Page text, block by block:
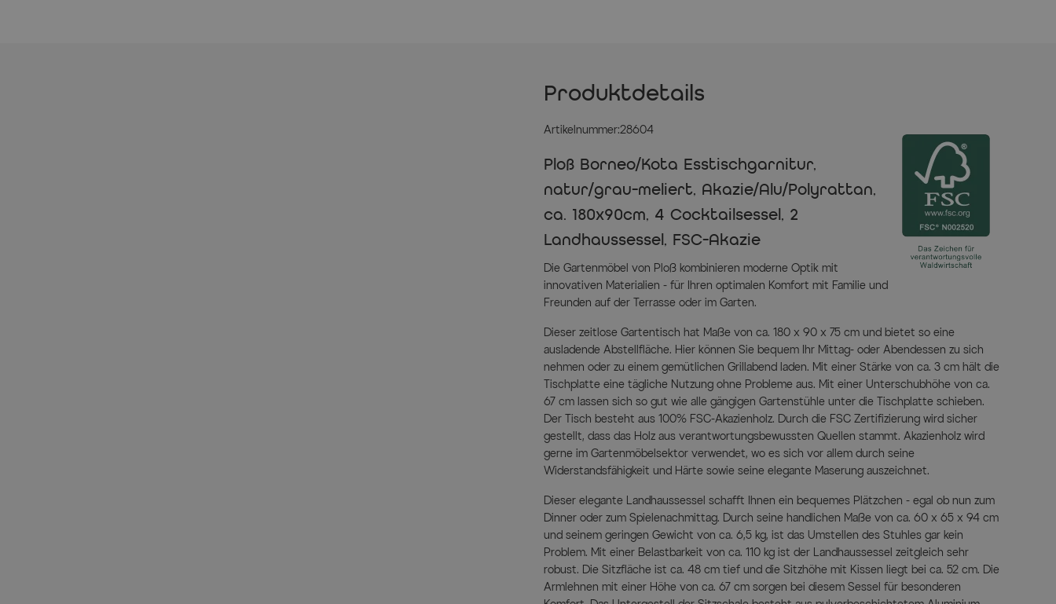
Produktdetails
Artikelnummer:28604
Ploß Borneo/Kota Esstischgarnitur,
natur/grau-meliert, Akazie/Alu/Polyrattan,
ca. 180x90cm, 4 Cocktailsessel, 2
Landhaussessel, FSC-Akazie
Die Gartenmöbel von Ploß kombinieren moderne Optik mit
innovativen Materialien - für Ihren optimalen Komfort mit Familie und
Freunden auf der Terrasse oder im Garten.
Dieser zeitlose Gartentisch hat Maße von ca. 180 x 90 x 75 cm und bietet so eine
ausladende Abstellfläche. Hier können Sie bequem Ihr Mittag- oder Abendessen zu sich
nehmen oder zu einem gemütlichen Grillabend laden. Mit einer Stärke von ca. 3 cm hält die
Tischplatte eine tägliche Nutzung ohne Probleme aus. Mit einer Unterschubhöhe von ca.
67 cm lassen sich so gut wie alle gängigen Gartenstühle unter die Tischplatte schieben.
Der Tisch besteht aus 100% FSC-Akazienholz. Durch die FSC Zertifizierung wird sicher
gestellt, dass das Holz aus verantwortungsbewussten Quellen stammt. Akazienholz wird
gerne im Gartenmöbelsektor verwendet, wo es sich vor allem durch seine
Widerstandsfähigkeit und Härte sowie seine elegante Maserung auszeichnet.
Dieser elegante Landhaussessel schafft Ihnen ein bequemes Plätzchen - egal ob nun zum
Dinner oder zum Spielenachmittag. Durch seine handlichen Maße von ca. 60 x 65 x 94 cm
und seinem geringen Gewicht von ca. 6,5 kg, ist das Umstellen des Stuhles gar kein
Problem. Mit einer Belastbarkeit von ca. 110 kg ist der Landhaussessel zeitgleich sehr
robust. Die Sitzfläche ist ca. 48 cm tief und die Sitzhöhe mit Kissen liegt bei ca. 52 cm. Die
Armlehnen mit einer Höhe von ca. 67 cm sorgen bei diesem Sessel für besonderen